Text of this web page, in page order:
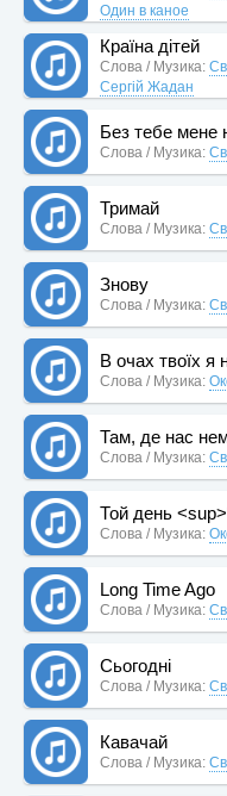
Один в каное
Країна дітей
Слова / Музика:
Сергій Жадан
Без тебе мене
Слова / Музика:
Тримай
Слова / Музика:
Знову
Слова / Музика:
В очах твоїх я
Слова / Музика:
Там, де нас
Слова / Музика:
Той день
Слова / Музика:
Long Time Ago
Слова / Музика:
Сьогодні
Слова / Музика:
Кавачай
Слова / Музика: